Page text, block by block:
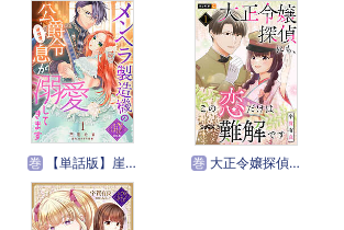
巻 【単話版】崖っぷち令嬢ですが、意地と策略で幸せになります！シリーズ 巻 大正令嬢探偵にも、この恋だけは難解です